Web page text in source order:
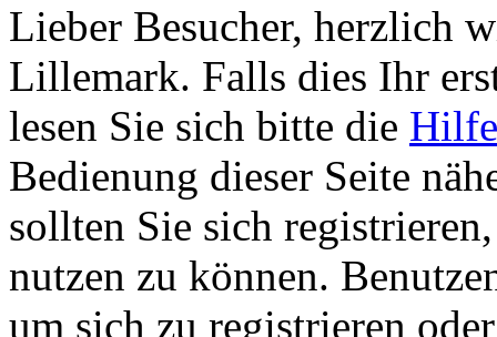
Lieber Besucher, herzlich
Lillemark. Falls dies Ihr
lesen Sie sich bitte die Hilfe
Bedienung dieser Seite
sollten Sie sich
nutzen zu können.
um sich zu registrieren